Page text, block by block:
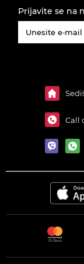
Prijavite se na
Call